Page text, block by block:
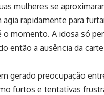
mulheres se
rapidamente para
momento. A idosa só
então a ausência da
gerado preocupação
furtos e tentativas